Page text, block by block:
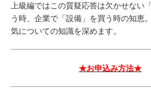
上級編ではこの質疑応答は欠かせない
う時、企業で「設備」を買う時の知恵
気についての知識を深めます。
★お申込み方法★